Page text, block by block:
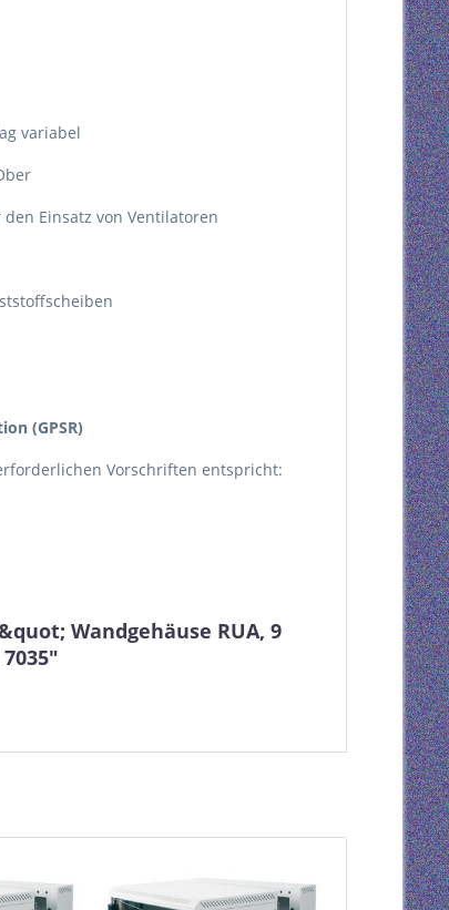
variabel
Einsatz von Ventilatoren
(GPSR)
Vorschriften entspricht:
Wandgehäuse RUA, 9